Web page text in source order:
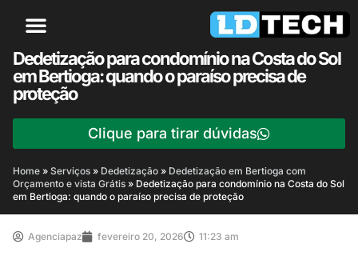
Dedetização para condomínio na Costa do Sol
em Bertioga: quando o paraíso precisa de
proteção
Clique para tirar dúvidas
Home » Serviços » Dedetização » Dedetização em Bertioga com
Orçamento e vista Grátis » Dedetização para condomínio na Costa do Sol
em Bertioga: quando o paraíso precisa de proteção
Agenciapaz fevereiro 20, 2026 11:23 am